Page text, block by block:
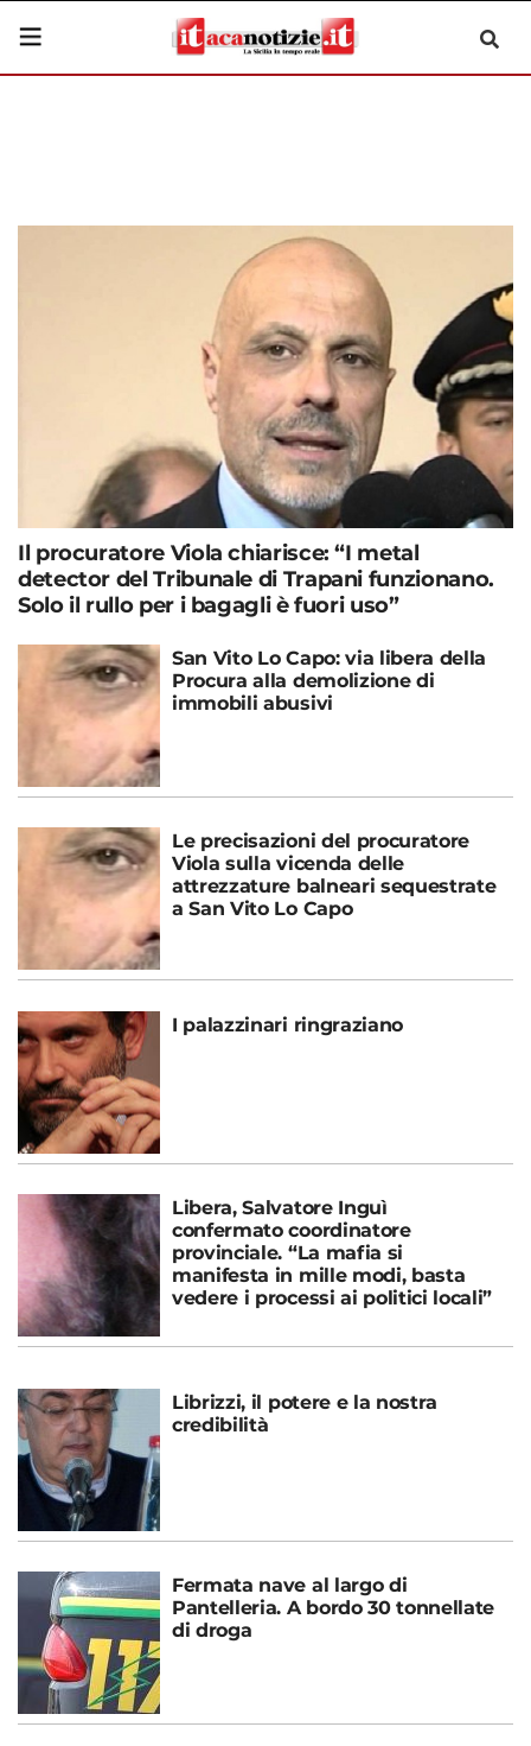
Il procuratore Viola chiarisce: “I metal
detector del Tribunale di Trapani funzionano.
Solo il rullo per i bagagli è fuori uso”
San Vito Lo Capo: via libera della
Procura alla demolizione di
immobili abusivi
Le precisazioni del procuratore
Viola sulla vicenda delle
attrezzature balneari sequestrate
a San Vito Lo Capo
I palazzinari ringraziano
Libera, Salvatore Inguì
confermato coordinatore
provinciale. “La mafia si
manifesta in mille modi, basta
vedere i processi ai politici locali”
Librizzi, il potere e la nostra
credibilità
Fermata nave al largo di
Pantelleria. A bordo 30 tonnellate
di droga